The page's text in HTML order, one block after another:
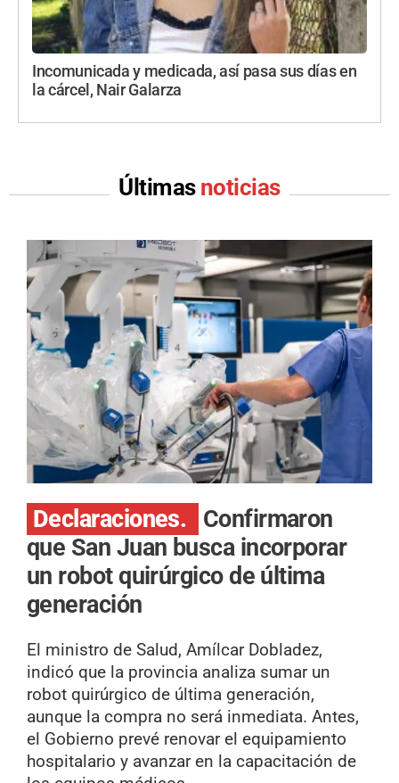
Incomunicada y medicada, así pasa sus días en
la cárcel, Nair Galarza
Últimas noticias
Declaraciones.
Confirmaron
que San Juan busca incorporar
un robot quirúrgico de última
generación
El ministro de Salud, Amílcar Dobladez,
indicó que la provincia analiza sumar un
robot quirúrgico de última generación,
aunque la compra no será inmediata. Antes,
el Gobierno prevé renovar el equipamiento
hospitalario y avanzar en la capacitación de